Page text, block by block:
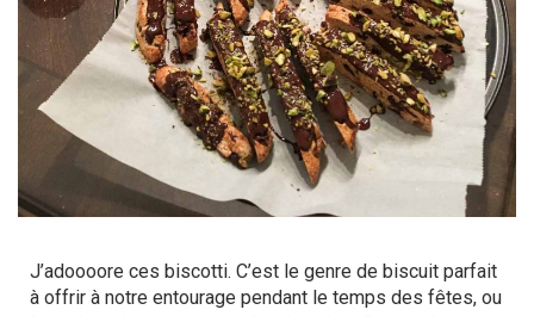
J’adoooore ces biscotti. C’est le genre de biscuit parfait
à offrir à notre entourage pendant le temps des fêtes, ou